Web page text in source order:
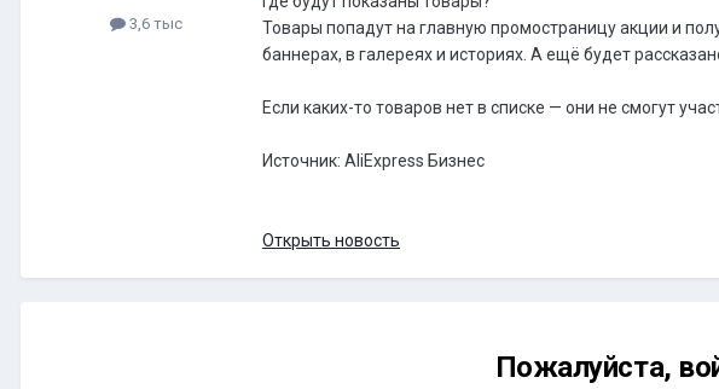
3,6 тыс
Товары попадут на главную промостраницу акции и
баннерах, в галереях и историях. А ещё будет
Если каких-то товаров нет в списке — они не смогут
Источник: AliExpress Бизнес
Открыть новость
Пожалуйста,